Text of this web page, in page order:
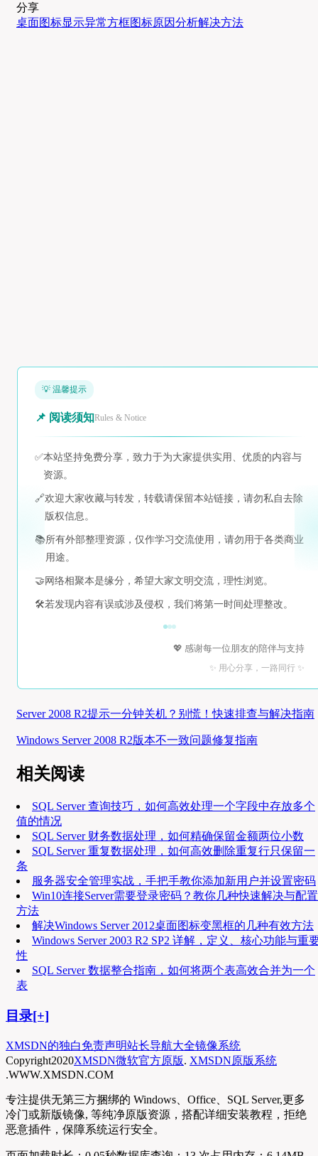
分享
桌面图标显示异常方框图标原因分析解决方法
💡 温馨提示
📌 阅读须知Rules & Notice
✅本站坚持免费分享，致力于为大家提供实用、优质的内容与
资源。
🔗欢迎大家收藏与转发，转载请保留本站链接，请勿私自去除
版权信息。
📚所有外部整理资源，仅作学习交流使用，请勿用于各类商业
用途。
🤝 网络相聚本是缘分，希望大家文明交流，理性浏览。
🛠️若发现内容有误或涉及侵权，我们将第一时间处理整改。
💖 感谢每一位朋友的陪伴与支持
✨ 用心分享，一路同行 ✨
Server 2008 R2提示一分钟关机？别慌！快速排查与解决指南
Windows Server 2008 R2版本不一致问题修复指南
相关阅读
SQL Server 查询技巧，如何高效处理一个字段中存放多个
值的情况
SQL Server 财务数据处理，如何精确保留金额两位小数
SQL Server 重复数据处理，如何高效删除重复行只保留一
条
服务器安全管理实战，手把手教你添加新用户并设置密码
Win10连接Server需要登录密码？教你几种快速解决与配置
方法
解决Windows Server 2012桌面图标变黑框的几种有效方法
Windows Server 2003 R2 SP2 详解，定义、核心功能与重
性
SQL Server 数据整合指南，如何将两个表高效合并为一个
表
目录[+]
XMSDN的独白免责声明站长导航大全镜像系统
Copyright2020XMSDN微软官方原版. XMSDN原版系统
.WWW.XMSDN.COM
专注提供无第三方捆绑的 Windows、Office、SQL Server,更多
冷门或新版镜像, 等纯净原版资源，搭配详细安装教程，拒绝
恶意插件，保障系统运行安全。